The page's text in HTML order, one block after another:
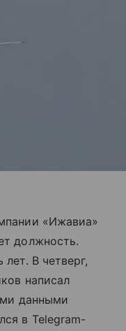
«Ижавиа»
должность.
В четверг,
написал
данными
в Telegram-